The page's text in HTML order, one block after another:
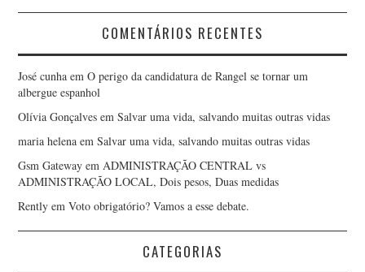
MANUEL JORGE
MANUEL VITORINO
MARCO AURÉLIO
CARVALHO
MARCO VERÍSSIMO
MARGARIDA MANO
COMENTÁRIOS RECENTES
José cunha emO perigo da candidatura de Rangel se tornar um
albergue espanhol
Olívia Gonçalves emSalvar uma vida, salvando muitas outras vidas
maria helena emSalvar uma vida, salvando muitas outras vidas
Gsm Gateway emADMINISTRAÇÃO CENTRAL vs
ADMINISTRAÇÃO LOCAL, Dois pesos, Duas medidas
Rently emVoto obrigatório? Vamos a esse debate.
CATEGORIAS